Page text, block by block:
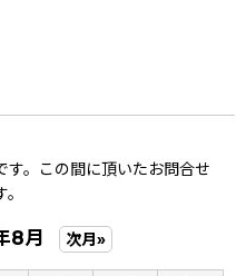
す。この間に頂いたお問合せ
8月 次月»